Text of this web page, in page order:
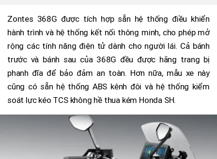
Zontes 368G được tích hợp sẵn hệ thống điều khiển
hành trình và hệ thống kết nối thông minh, cho phép mở
rộng các tính năng điện tử dành cho người lái. Cả bánh
trước và bánh sau của 368G đều được hãng trang bị
phanh đĩa để bảo đảm an toàn. Hơn nữa, mẫu xe này
cũng có sẵn hệ thống ABS kênh đôi và hệ thống kiểm
soát lực kéo TCS không hề thua kém Honda SH.